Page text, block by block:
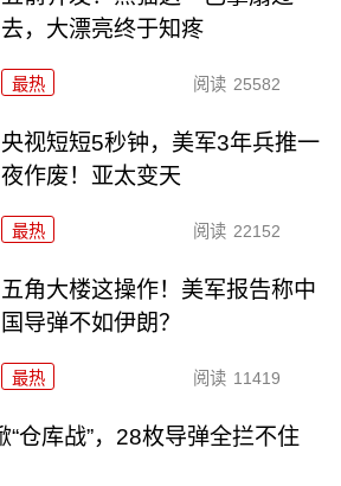
去，大漂亮终于知疼
最热 阅读 25582
央视短短5秒钟，美军3年兵推一
夜作废！亚太变天
最热 阅读 22152
五角大楼这操作！美军报告称中
国导弹不如伊朗？
最热 阅读 11419
“仓库战”，28枚导弹全拦不住